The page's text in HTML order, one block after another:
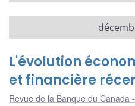
L'évolution
et financière
Revue de la Banque du Canada